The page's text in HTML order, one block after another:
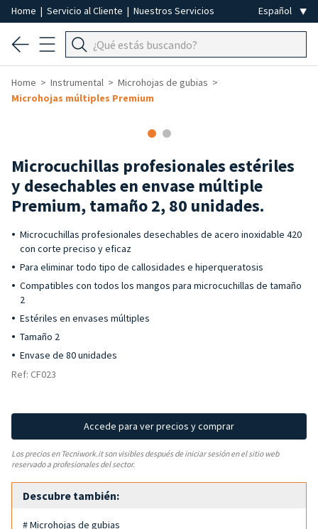
Home | Servicio al Cliente | Nuestros Servicios
Home Instrumental
Microhojas de gubias
Microhojas múltiples Premium
Microcuchillas profesionales estériles
y desechables en envase múltiple
Premium, tamaño 2, 80 unidades.
Microcuchillas profesionales desechables de acero inoxidable 420
con corte preciso y eficaz
Para eliminar todo tipo de callosidades e hiperqueratosis
Compatibles con todos los mangos para microcuchillas de tamaño
2
Estériles en envases múltiples
Tamaño 2
Envase de 80 unidades
Ref: CF023
Accede para ver precios y comprar
Los precios en Tecniwork.it son visibles después de iniciar sesión en el sitio web
reservado a profesionales del sector.
Descubre también:
# Microhojas de gubias